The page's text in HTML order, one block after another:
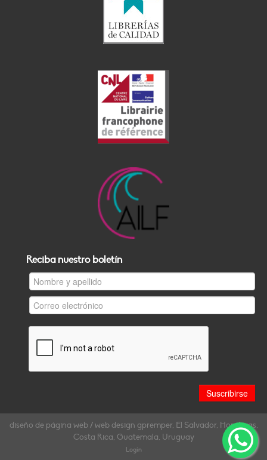
Reciba nuestro boletín
diseño de página web / web design gpremper, El Salvador, Honduras,
Costa Rica, Guatemala, Uruguay
Login